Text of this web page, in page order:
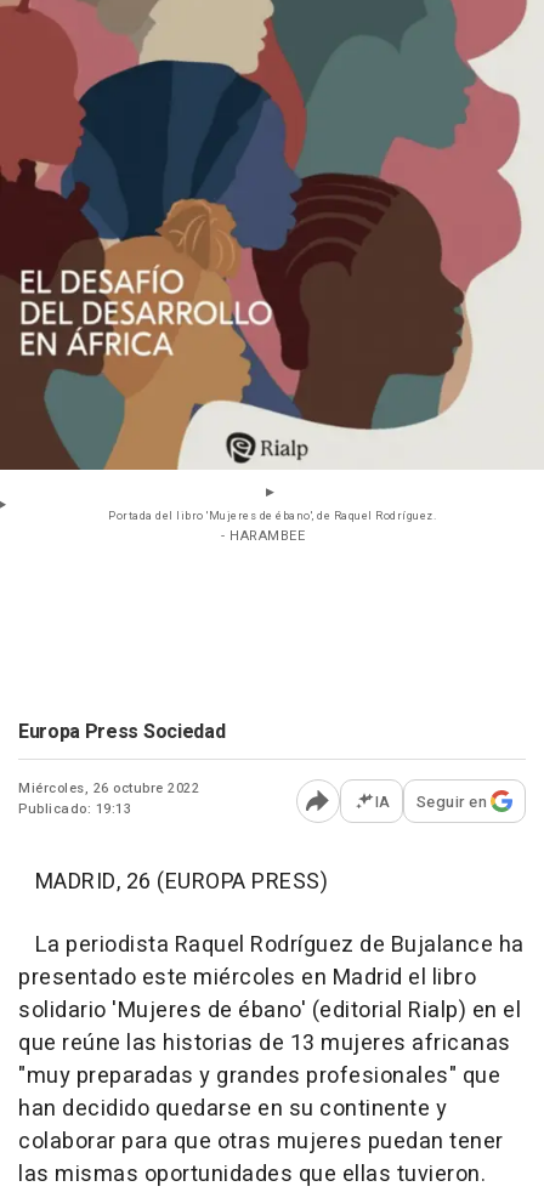
Portada del libro 'Mujeres de ébano', de Raquel Rodríguez.
- HARAMBEE
Europa Press Sociedad
Miércoles, 26 octubre 2022
Publicado: 19:13
Abrir opciones para
IA Seguir en
MADRID, 26 (EUROPA PRESS)
La periodista Raquel Rodríguez de Bujalance ha
presentado este miércoles en Madrid el libro
solidario 'Mujeres de ébano' (editorial Rialp) en el
que reúne las historias de 13 mujeres africanas
"muy preparadas y grandes profesionales" que
han decidido quedarse en su continente y
colaborar para que otras mujeres puedan tener
las mismas oportunidades que ellas tuvieron.